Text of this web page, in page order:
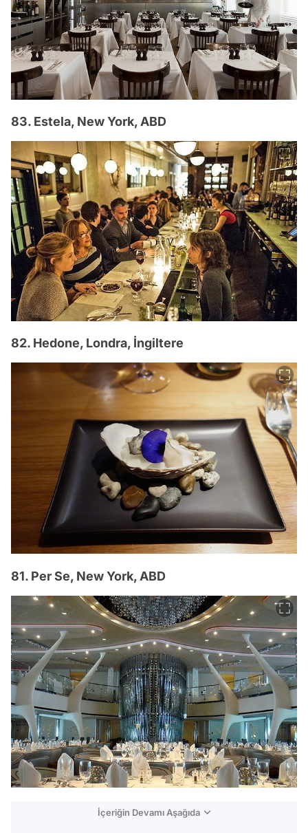
83. Estela, New York, ABD
82. Hedone, Londra, İngiltere
81. Per Se, New York, ABD
İçeriğin Devamı Aşağıda